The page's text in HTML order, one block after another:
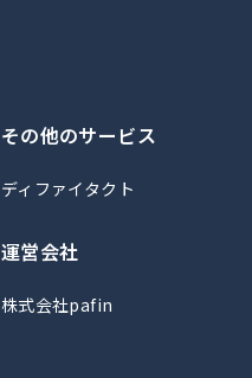
その他のサービス
ディファイタクト
運営会社
株式会社pafin